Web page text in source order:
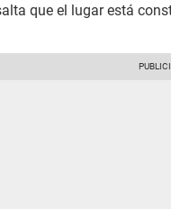
que el lugar está